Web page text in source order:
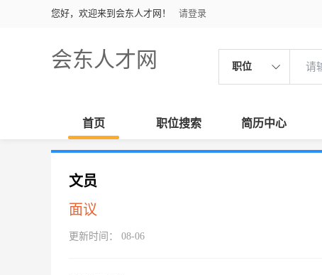
您好，欢迎来到会东人才网！ 请登录
会东人才网 职位
首页 职位搜索 简历中心
文员
面议
更新时间： 08-06